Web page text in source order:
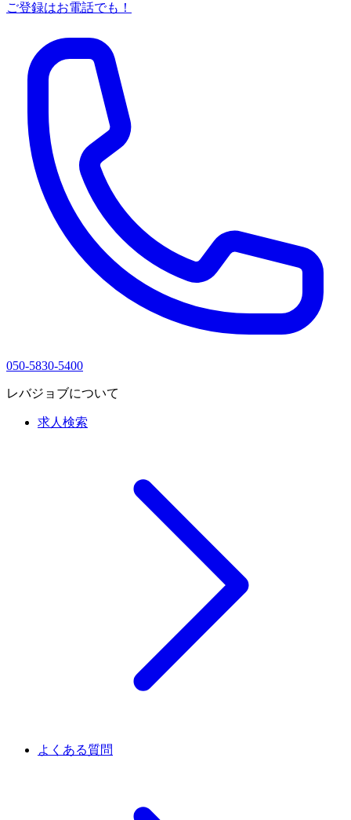
ご登録はお電話でも！
050-5830-5400
レバジョブについて
求人検索
よくある質問